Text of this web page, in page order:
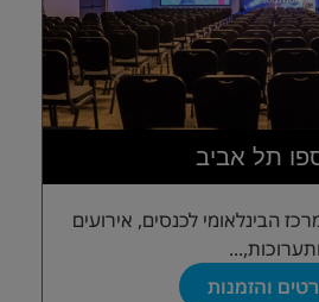
תל אביב
הבינלאומי לכנסים, אירועים
ותערוכות,...
והזמנות